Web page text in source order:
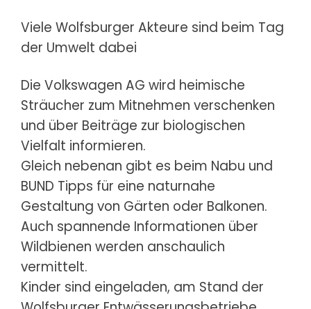
Viele Wolfsburger Akteure sind beim Tag
der Umwelt dabei
Die Volkswagen AG wird heimische
Sträucher zum Mitnehmen verschenken
und über Beiträge zur biologischen
Vielfalt informieren.
Gleich nebenan gibt es beim Nabu und
BUND Tipps für eine naturnahe
Gestaltung von Gärten oder Balkonen.
Auch spannende Informationen über
Wildbienen werden anschaulich
vermittelt.
Kinder sind eingeladen, am Stand der